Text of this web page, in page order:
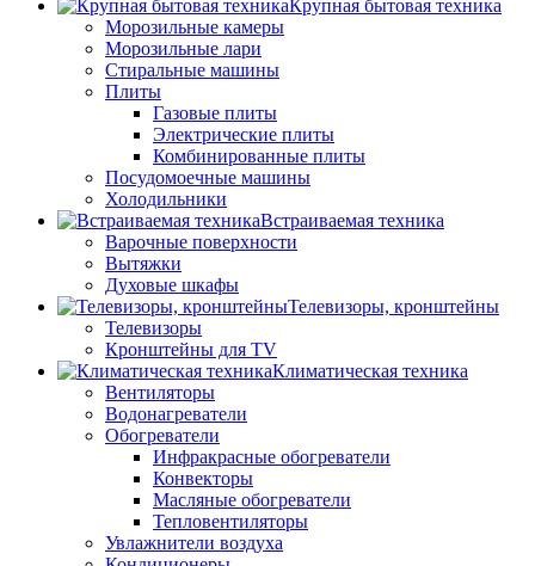
Крупная бытовая техника
Морозильные камеры
Морозильные лари
Стиральные машины
Плиты
Газовые плиты
Электрические плиты
Комбинированные плиты
Посудомоечные машины
Холодильники
Встраиваемая техника
Варочные поверхности
Вытяжки
Духовые шкафы
Телевизоры, кронштейны
Телевизоры
Кронштейны для TV
Климатическая техника
Вентиляторы
Водонагреватели
Обогреватели
Инфракрасные обогреватели
Конвекторы
Масляные обогреватели
Тепловентиляторы
Увлажнители воздуха